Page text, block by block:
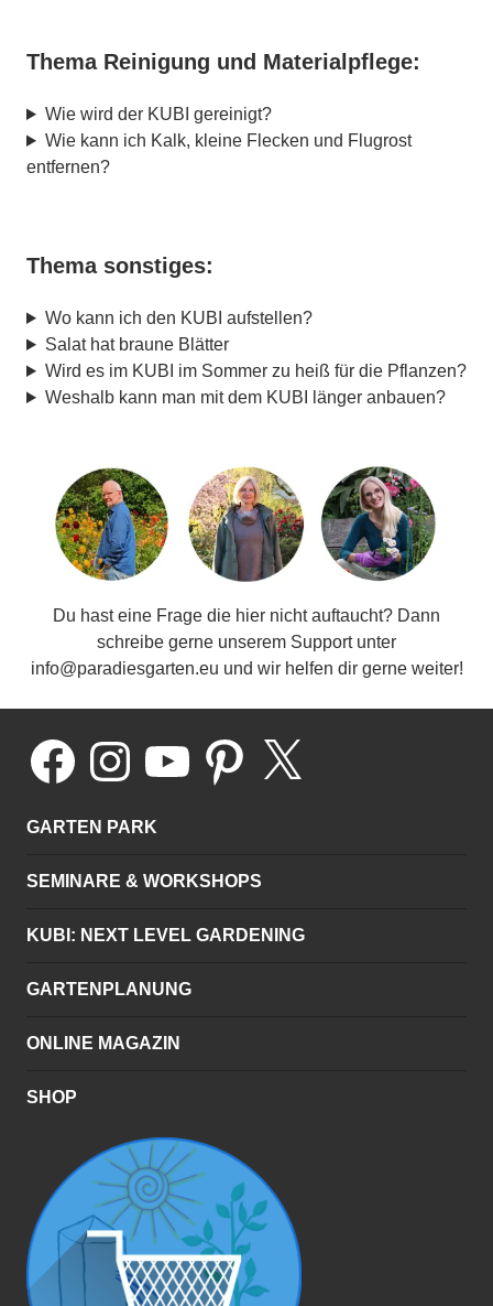
Thema Reinigung und Materialpflege:
Wie wird der KUBI gereinigt?
Wie kann ich Kalk, kleine Flecken und Flugrost
entfernen?
Thema sonstiges:
Wo kann ich den KUBI aufstellen?
Salat hat braune Blätter
Wird es im KUBI im Sommer zu heiß für die Pflanzen?
Weshalb kann man mit dem KUBI länger anbauen?
Du hast eine Frage die hier nicht auftaucht? Dann
schreibe gerne unserem Support unter
info@paradiesgarten.eu und wir helfen dir gerne weiter!
FacebookInstagramYouTubePinterestX
GARTEN PARK
SEMINARE & WORKSHOPS
KUBI: NEXT LEVEL GARDENING
GARTENPLANUNG
ONLINE MAGAZIN
SHOP